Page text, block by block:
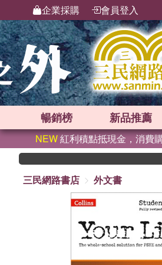
企業採購 會員登入
暢銷榜 新品推薦
NEW紅利積點抵現金，消費
三民網路書店
外文書